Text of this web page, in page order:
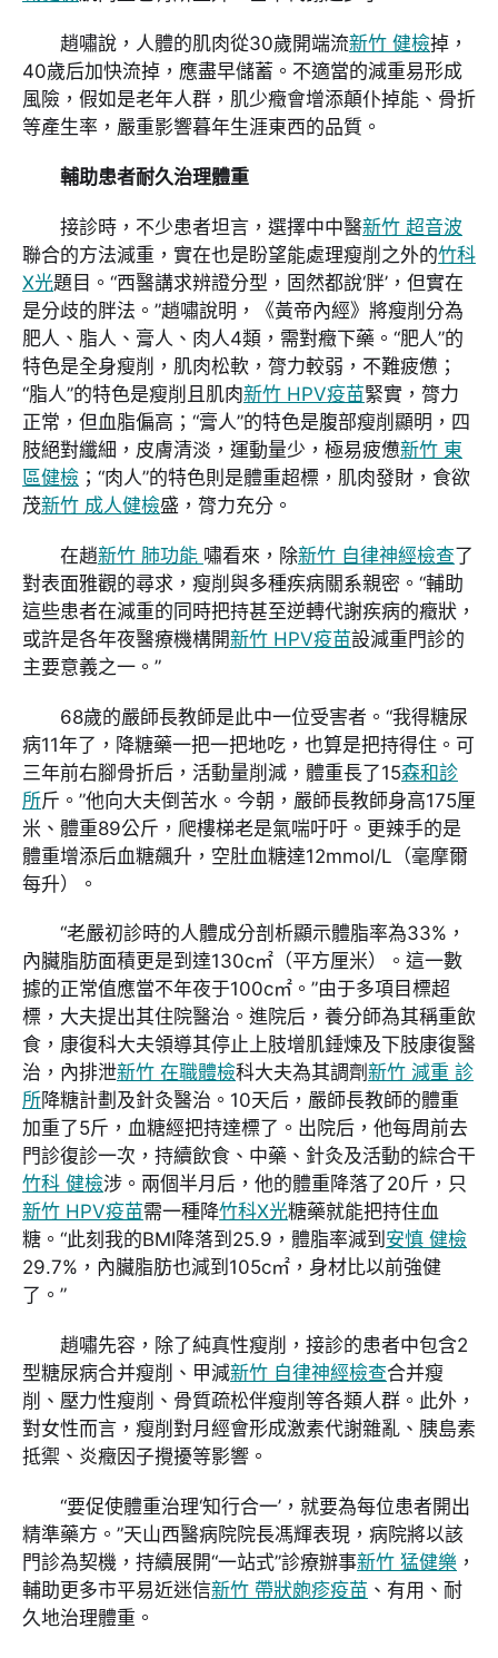
趙嘯說，人體的肌肉從30歲開端流新竹 健檢掉，
40歲后加快流掉，應盡早儲蓄。不適當的減重易形成
風險，假如是老年人群，肌少癥會增添顛仆掉能、骨折
等產生率，嚴重影響暮年生涯東西的品質。
輔助患者耐久治理體重
接診時，不少患者坦言，選擇中中醫新竹 超音波
聯合的方法減重，實在也是盼望能處理瘦削之外的竹科
X光題目。“西醫講求辨證分型，固然都說‘胖’，但實在
是分歧的胖法。”趙嘯說明，《黃帝內經》將瘦削分為
肥人、脂人、膏人、肉人4類，需對癥下藥。“肥人”的
特色是全身瘦削，肌肉松軟，膂力較弱，不難疲憊；
“脂人”的特色是瘦削且肌肉新竹 HPV疫苗緊實，膂力
正常，但血脂偏高；“膏人”的特色是腹部瘦削顯明，四
肢絕對纖細，皮膚清淡，運動量少，極易疲憊新竹 東
區健檢 ；“肉人”的特色則是體重超標，肌肉發財，食欲
茂新竹 成人健檢盛，膂力充分。
在趙新竹 肺功能 嘯看來，除新竹 自律神經檢查了
對表面雅觀的尋求，瘦削與多種疾病關系親密。“輔助
這些患者在減重的同時把持甚至逆轉代謝疾病的癥狀，
或許是各年夜醫療機構開新竹 HPV疫苗設減重門診的
主要意義之一。”
68歲的嚴師長教師是此中一位受害者。“我得糖尿
病11年了，降糖藥一把一把地吃，也算是把持得住。可
三年前右腳骨折后，活動量削減，體重長了15森和診
所斤。”他向大夫倒苦水。今朝，嚴師長教師身高175厘
米、體重89公斤，爬樓梯老是氣喘吁吁。更辣手的是
體重增添后血糖飆升，空肚血糖達12mmol/L（毫摩爾
每升）。
“老嚴初診時的人體成分剖析顯示體脂率為33%，
內臟脂肪面積更是到達130c㎡（平方厘米）。這一數
據的正常值應當不年夜于100c㎡。”由于多項目標超
標，大夫提出其住院醫治。進院后，養分師為其稱重飲
食，康復科大夫領導其停止上肢增肌錘煉及下肢康復醫
治，內排泄新竹 在職體檢科大夫為其調劑 新竹 減重 診
所降糖計劃及針灸醫治。10天后，嚴師長教師的體重
加重了5斤，血糖經把持達標了。出院后，他每周前去
門診復診一次，持續飲食、中藥、針灸及活動的綜合干
竹科 健檢涉。兩個半月后，他的體重降落了20斤，只
新竹 HPV疫苗需一種降竹科X光糖藥就能把持住血
糖。“此刻我的BMI降落到25.9，體脂率減到 安慎 健檢
29.7%，內臟脂肪也減到105c㎡，身材比以前強健
了。”
趙嘯先容，除了純真性瘦削，接診的患者中包含2
型糖尿病合并瘦削、甲減新竹 自律神經檢查合并瘦
削、壓力性瘦削、骨質疏松伴瘦削等各類人群。此外，
對女性而言，瘦削對月經會形成激素代謝雜亂、胰島素
抵禦、炎癥因子攪擾等影響。
“要促使體重治理‘知行合一’，就要為每位患者開出
精準藥方。”天山西醫病院院長馮輝表現，病院將以該
門診為契機，持續展開“一站式”診療辦事新竹 猛健樂 ，
輔助更多市平易近迷信新竹 帶狀皰疹疫苗 、有用、耐
久地治理體重。